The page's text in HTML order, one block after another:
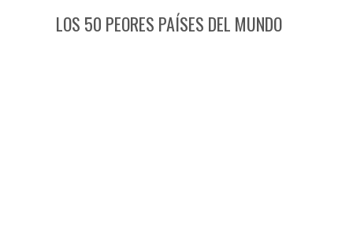
LOS 50 PEORES PAÍSES DEL MUNDO